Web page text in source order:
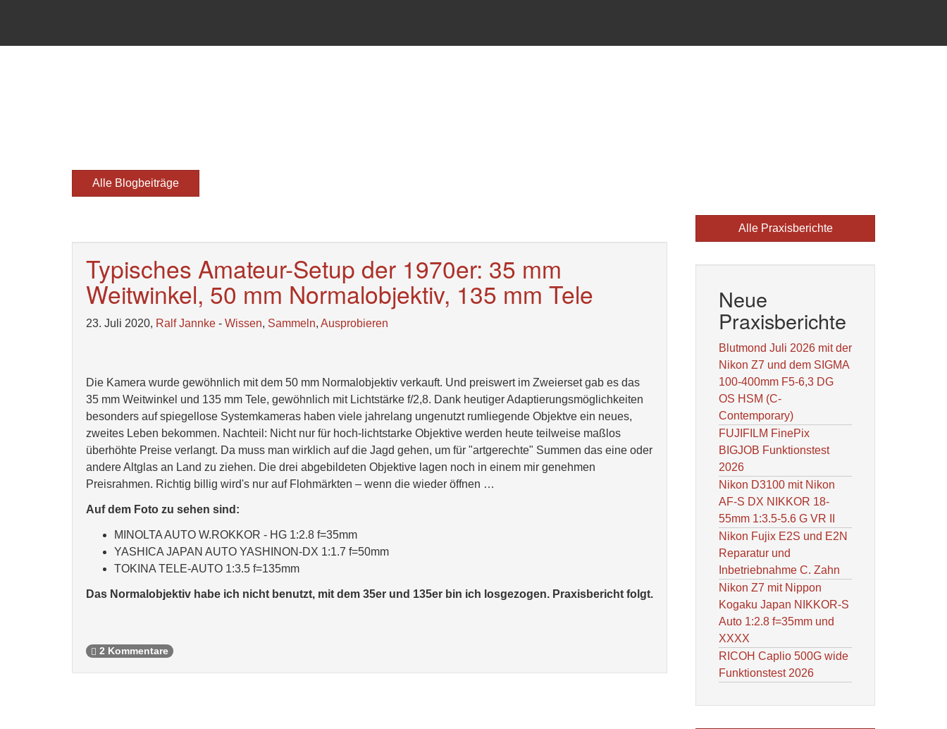
Alle Blogbeiträge
Typisches Amateur-Setup der 1970er: 35 mm
Weitwinkel, 50 mm Normalobjektiv, 135 mm Tele
23. Juli 2020, Ralf Jannke - Wissen, Sammeln, Ausprobieren
Die Kamera wurde gewöhnlich mit dem 50 mm Normalobjektiv verkauft. Und preiswert im Zweierset gab es das
35 mm Weitwinkel und 135 mm Tele, gewöhnlich mit Lichtstärke f/2,8. Dank heutiger Adaptierungsmöglichkeiten
besonders auf spiegellose Systemkameras haben viele jahrelang ungenutzt rumliegende Objektve ein neues,
zweites Leben bekommen. Nachteil: Nicht nur für hoch-lichtstarke Objektive werden heute teilweise maßlos
überhöhte Preise verlangt. Da muss man wirklich auf die Jagd gehen, um für "artgerechte" Summen das eine oder
andere Altglas an Land zu ziehen. Die drei abgebildeten Objektive lagen noch in einem mir genehmen
Preisrahmen. Richtig billig wird's nur auf Flohmärkten – wenn die wieder öffnen …
Auf dem Foto zu sehen sind:
MINOLTA AUTO W.ROKKOR - HG 1:2.8 f=35mm
YASHICA JAPAN AUTO YASHINON-DX 1:1.7 f=50mm
TOKINA TELE-AUTO 1:3.5 f=135mm
Das Normalobjektiv habe ich nicht benutzt, mit dem 35er und 135er bin ich losgezogen. Praxisbericht folgt.
2 Kommentare
Alle Praxisberichte
Neue
Praxisberichte
Blutmond Juli 2026 mit der
Nikon Z7 und dem SIGMA
100-400mm F5-6,3 DG
OS HSM (C-
Contemporary)
FUJIFILM FinePix
BIGJOB Funktionstest
2026
Nikon D3100 mit Nikon
AF-S DX NIKKOR 18-
55mm 1:3.5-5.6 G VR II
Nikon Fujix E2S und E2N
Reparatur und
Inbetriebnahme C. Zahn
Nikon Z7 mit Nippon
Kogaku Japan NIKKOR-S
Auto 1:2.8 f=35mm und
XXXX
RICOH Caplio 500G wide
Funktionstest 2026